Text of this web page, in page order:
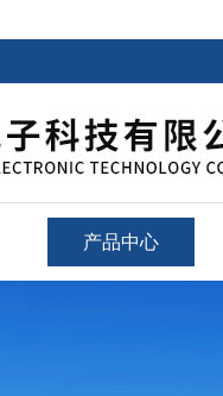
产品中心